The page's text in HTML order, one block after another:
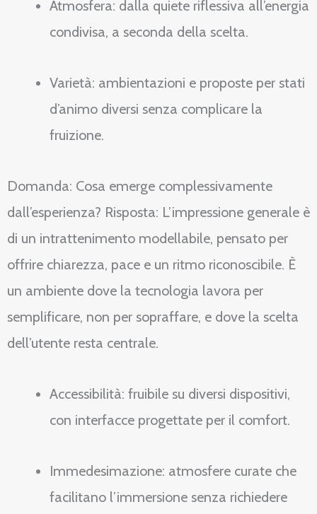
Atmosfera: dalla quiete riflessiva all’energia
condivisa, a seconda della scelta.
Varietà: ambientazioni e proposte per stati
d’animo diversi senza complicare la
fruizione.
Domanda: Cosa emerge complessivamente
dall’esperienza? Risposta: L’impressione generale è
di un intrattenimento modellabile, pensato per
offrire chiarezza, pace e un ritmo riconoscibile. È
un ambiente dove la tecnologia lavora per
semplificare, non per sopraffare, e dove la scelta
dell’utente resta centrale.
Accessibilità: fruibile su diversi dispositivi,
con interfacce progettate per il comfort.
Immedesimazione: atmosfere curate che
facilitano l’immersione senza richiedere